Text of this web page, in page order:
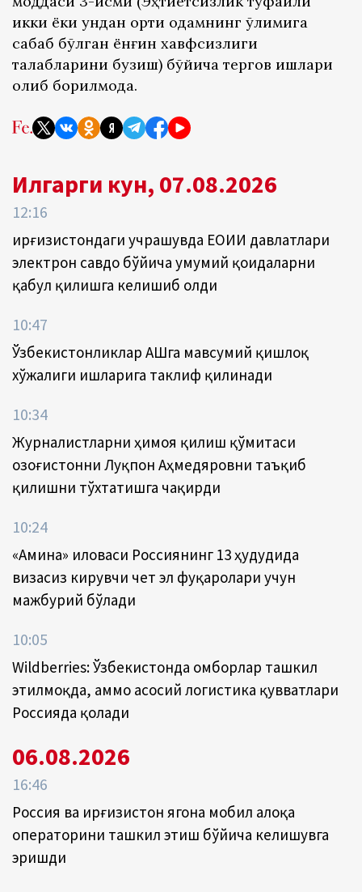
икки ёки ундан ортиқ одамнинг ўлимига
сабаб бўлган ёнғин хавфсизлиги
талабларини бузиш) бўйича тергов ишлари
олиб борилмоқда.
Илгарги кун, 07.08.2026
12:16
Қирғизистондаги учрашувда ЕОИИ давлатлари
электрон савдо бўйича умумий қоидаларни
қабул қилишга келишиб олди
10:47
Ўзбекистонликлар АҚШга мавсумий қишлоқ
хўжалиги ишларига таклиф қилинади
10:34
Журналистларни ҳимоя қилиш қўмитаси
Қозоғистонни Луқпон Аҳмедяровни таъқиб
қилишни тўхтатишга чақирди
10:24
«Амина» иловаси Россиянинг 13 ҳудудида
визасиз кирувчи чет эл фуқаролари учун
мажбурий бўлади
10:05
Wildberries: Ўзбекистонда омборлар ташкил
этилмоқда, аммо асосий логистика қувватлари
Россияда қолади
06.08.2026
16:46
Россия ва Қирғизистон ягона мобил алоқа
операторини ташкил этиш бўйича келишувга
эришди